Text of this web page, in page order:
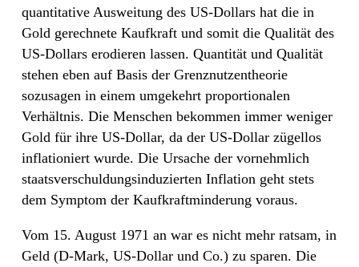
quantitative Ausweitung des US-Dollars hat die in
Gold gerechnete Kaufkraft und somit die Qualität des
US-Dollars erodieren lassen. Quantität und Qualität
stehen eben auf Basis der Grenznutzentheorie
sozusagen in einem umgekehrt proportionalen
Verhältnis. Die Menschen bekommen immer weniger
Gold für ihre US-Dollar, da der US-Dollar zügellos
inflationiert wurde. Die Ursache der vornehmlich
staatsverschuldungsinduzierten Inflation geht stets
dem Symptom der Kaufkraftminderung voraus.
Vom 15. August 1971 an war es nicht mehr ratsam, in
Geld (D-Mark, US-Dollar und Co.) zu sparen. Die